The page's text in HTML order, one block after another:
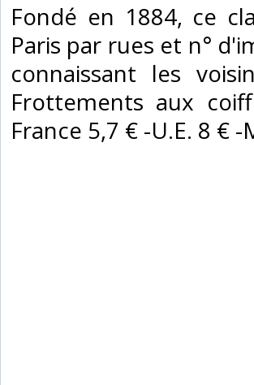
‎Fondé en 1884, ce
Paris par rues et n°
connaissant les
Frottements aux
France 5,7 € -U.E. 8 €